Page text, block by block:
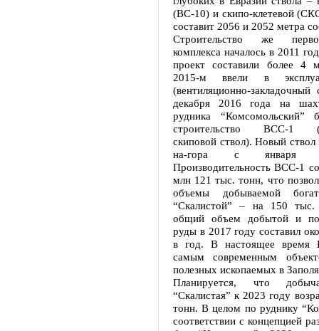
(ВС-10) и скипо-клетевой
составит 2056 и 2052 метра
Строительство же
комплекса началось в 2011
проект составили более 4
2015-м ввели в
(вентиляционно-
декабря 2016 года на
рудника “Комсомольский”
строительство ВСС-1
скиповой ствол). Новый
на-гора с января
Производительность ВСС-1
млн 121 тыс. тонн, что
объемы добываемой
“Скалистой” – на 150
общий объем добытой и
руды в 2017 году составил
в год. В настоящее время
самым современным
полезных ископаемых в
Планируется, что
“Скалистая” к 2023 году
тонн. В целом по руднику
соответствии с концепцией